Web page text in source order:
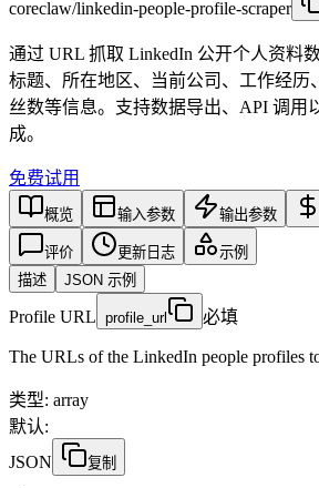
coreclaw/linkedin-people-profile-scraper
通过 URL 抓取 LinkedIn 公开个人资料
标题、所在地区、当前公司、工作经历
丝数等信息。支持数据导出、API 调用
成。
免费试用
概览 输入参数 输出参数
评价 更新日志
示例
描述
JSON 示例
Profile URL profile_url 必填
The URLs of the LinkedIn people profiles
类型: array
默认:
JSON
复制